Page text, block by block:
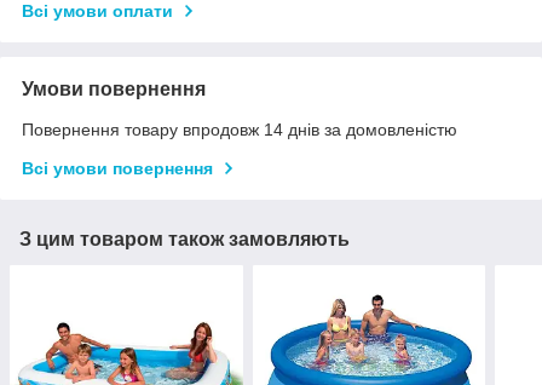
Всі умови оплати
Умови повернення
Повернення товару впродовж 14 днів за домовленістю
Всі умови повернення
З цим товаром також замовляють